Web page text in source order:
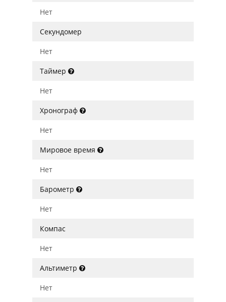
Нет
Секундомер
Нет
Таймер
Нет
Хронограф
Нет
Мировое время
Нет
Барометр
Нет
Компас
Нет
Альтиметр
Нет